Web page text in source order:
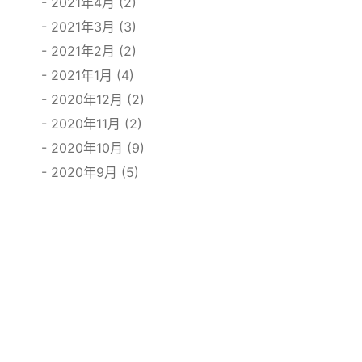
2021年3月 (3)
2021年2月 (2)
2021年1月 (4)
2020年12月 (2)
2020年11月 (2)
2020年10月 (9)
2020年9月 (5)